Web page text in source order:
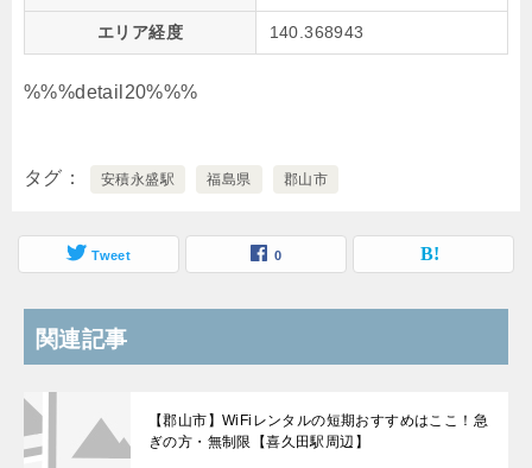
エリア経度 140.368943
%%%detail20%%%
タグ 安積永盛駅 福島県 郡山市
Tweet 0
関連記事
【郡山市】WiFiレンタルの短期おすすめはここ！急
ぎの方・無制限【喜久田駅周辺】